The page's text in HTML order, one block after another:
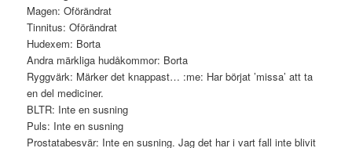
Magen: Oförändrat
Tinnitus: Oförändrat
Hudexem: Borta
Andra märkliga hudåkommor: Borta
Ryggvärk: Märker det knappast… :me: Har börjat ’missa’ att ta
en del mediciner.
BLTR: Inte en susning
Puls: Inte en susning
Prostatabesvär: Inte en susning. Jag det har i vart fall inte blivit